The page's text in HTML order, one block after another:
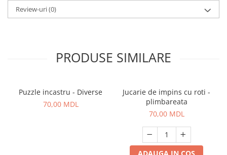
Review-uri(0)
PRODUSE SIMILARE
Puzzle incastru - Diverse
70,00 MDL
Jucarie de impins cu roti -
plimbareata
70,00 MDL